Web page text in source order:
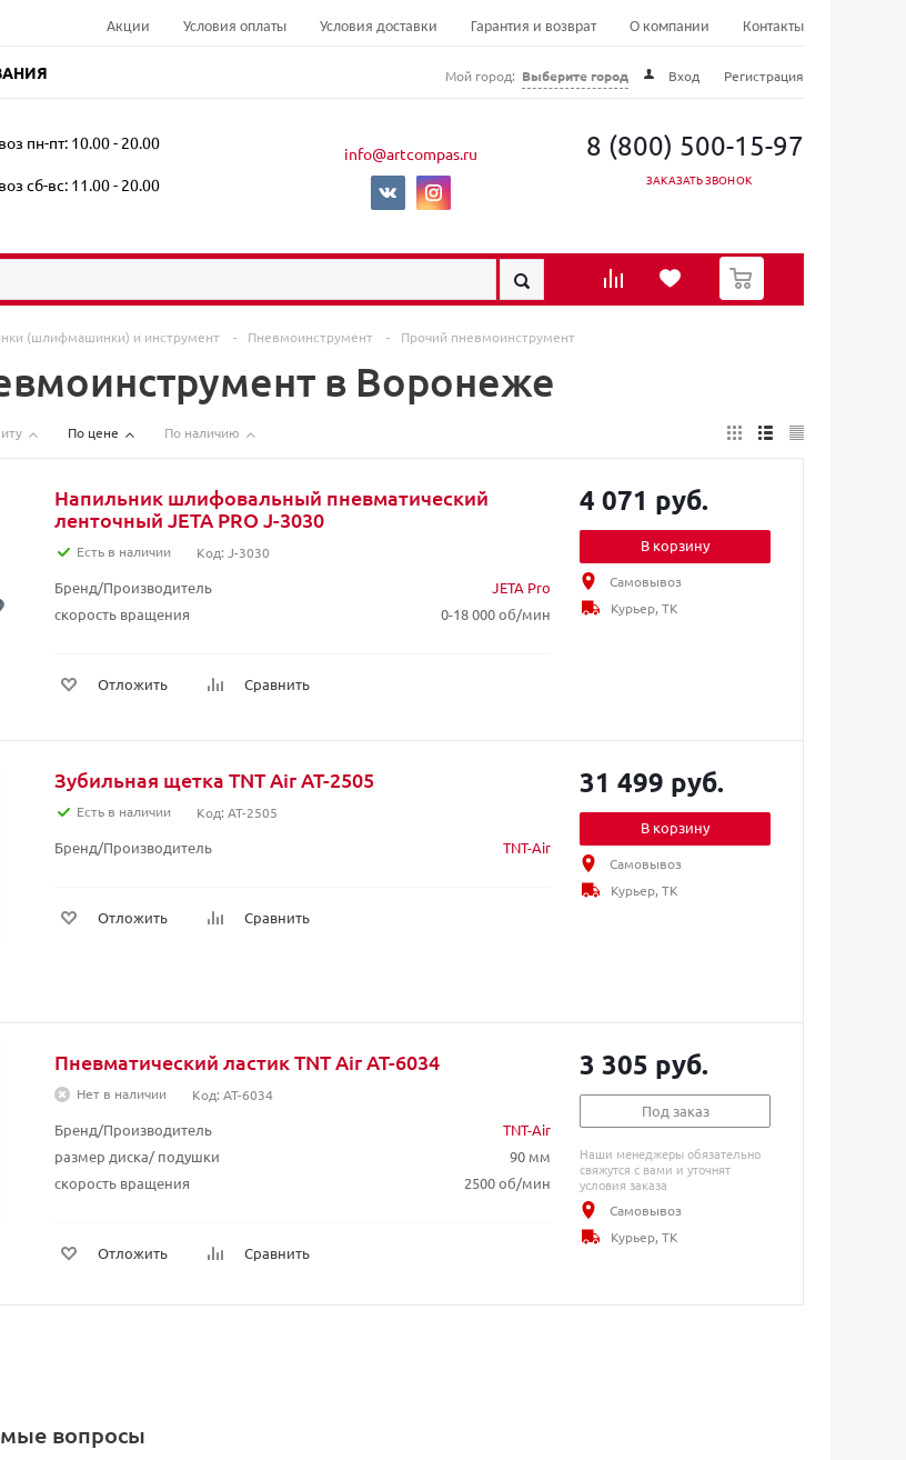
Акции Условия оплаты Условия доставки Гарантия и возврат О компании Контакты
Мой город: Выберите город Вход Регистрация
пн-пт: 10.00 - 20.00
сб-вс: 11.00 - 20.00
info@artcompas.ru 8 (800) 500-15-97
ЗАКАЗАТЬ ЗВОНОК
0
(шлифмашинки) и инструмент - Пневмоинструмент - Прочий пневмоинструмент
в Воронеже
По цене По наличию
Напильник шлифовальный пневматический
ленточный JETA PRO J-3030
Есть в наличии Код: J-3030
Бренд/Производитель
JETA Pro
скорость вращения
0-18 000 об/мин
Отложить Сравнить
4 071 руб.
В корзину
Самовывоз
Курьер, ТК
Зубильная щетка TNT Air AT-2505
Есть в наличии Код: AT-2505
Бренд/Производитель TNT-Air
Отложить Сравнить
31 499 руб.
В корзину
Самовывоз
Курьер, ТК
Пневматический ластик TNT Air AT-6034
Нет в наличии Код: AT-6034
Бренд/Производитель
TNT-Air
размер диска/ подушки
90 мм
скорость вращения
2500 об/мин
Отложить Сравнить
3 305 руб.
Под заказ
Наши менеджеры обязательно
свяжутся с вами и уточнят
условия заказа
Самовывоз
Курьер, ТК
вопросы